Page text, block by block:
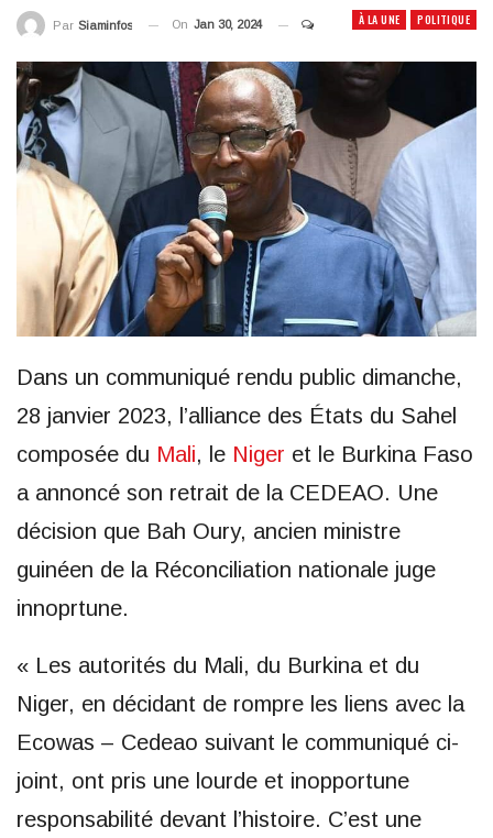
À LA UNE POLITIQUE
Par Siaminfos On Jan 30, 2024
Dans un communiqué rendu public dimanche,
28 janvier 2023, l’alliance des États du Sahel
composée du Mali, le Niger et le Burkina Faso
a annoncé son retrait de la CEDEAO. Une
décision que Bah Oury, ancien ministre
guinéen de la Réconciliation nationale juge
innoprtune.
« Les autorités du Mali, du Burkina et du
Niger, en décidant de rompre les liens avec la
Ecowas – Cedeao suivant le communiqué ci-
joint, ont pris une lourde et inopportune
responsabilité devant l’histoire. C’est une